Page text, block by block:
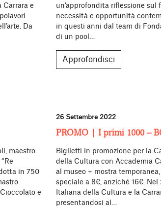
Carrara e
Da
un’approfondita riflessione sul
necessità e opportunità
in questi anni dal team di
di un pool…
Approfondisci
maestro
in 750
e
26 Settembre 2022
PROMO | I primi 1000 –
Biglietti in promozione per la
della Cultura con Accademia
al museo + mostra
speciale a 8€, anziché 16€.
Italiana della Cultura e la
presentandosi al…